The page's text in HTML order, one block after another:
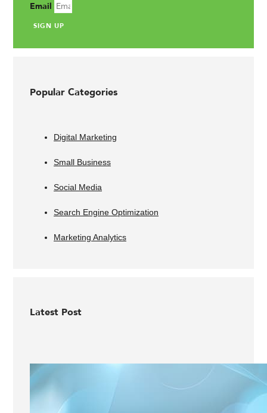
Email
SIGN UP
Popular Categories
Digital Marketing
Small Business
Social Media
Search Engine Optimization
Marketing Analytics
Latest Post